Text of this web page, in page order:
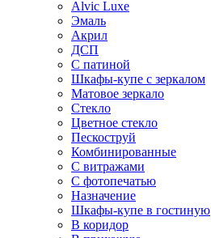
Alvic Luxe
Эмаль
Акрил
ДСП
С патиной
Шкафы-купе с зеркалом
Матовое зеркало
Стекло
Цветное стекло
Пескоструй
Комбинированные
С витражами
С фотопечатью
Назначение
Шкафы-купе в гостиную
В коридор